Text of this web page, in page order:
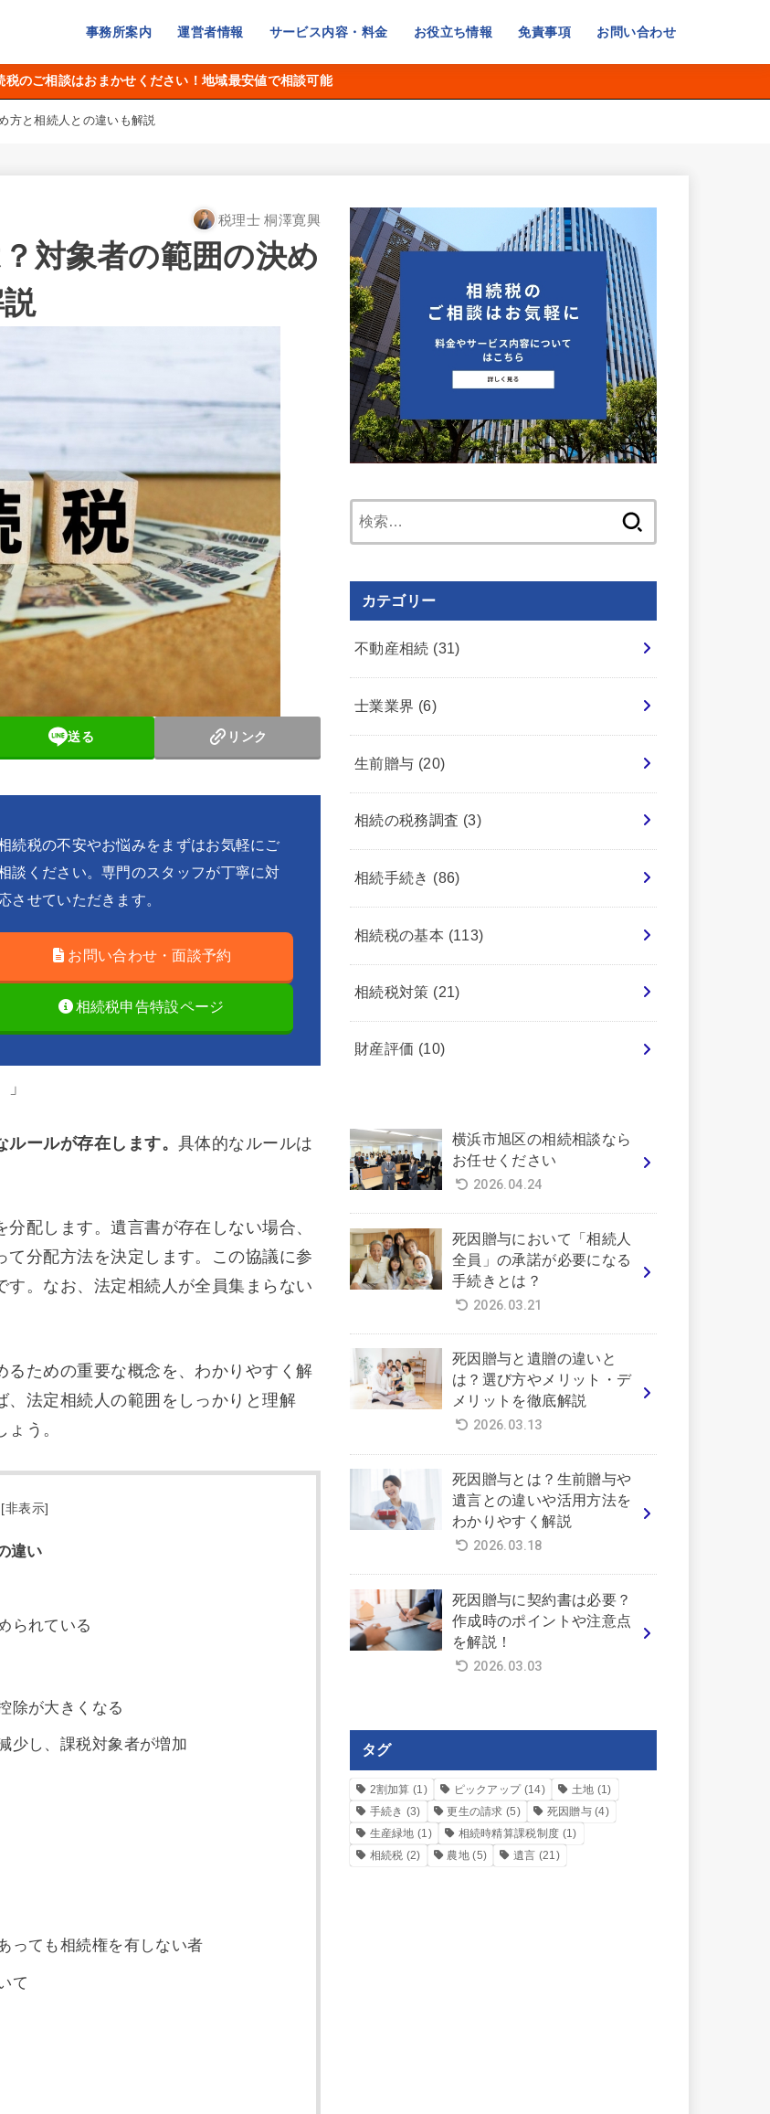
事務所案内 運営者情報 サービス内容・料金 お役立ち情報 免責事項 お問い合わせ
税のご相談はおまかせください！地域最安値で相談可能
方と相続人との違いも解説
税理士 桐澤寛興
対象者の範囲の決め
送る リンク
続税の不安やお悩みをまずはお気軽にご
談ください。専門のスタッフが丁寧に対
させていただきます。
お問い合わせ・面談予約
相続税申告特設ページ
ールが存在します。 具体的なルールは
配します。遺言書が存在しない場合、
分配方法を決定します。この協議に参
。なお、法定相続人が全員集まらない
ための重要な概念を、わかりやすく解
法定相続人の範囲をしっかりと理解
う。
[非表示]
違い
られている
除が大きくなる
少し、課税対象者が増加
っても相続権を有しない者
て
索:
カテゴリー
不動産相続 (31)
士業業界 (6)
生前贈与 (20)
相続の税務調査 (3)
相続手続き (86)
相続税の基本 (113)
相続税対策 (21)
財産評価 (10)
横浜市旭区の相続相談なら
お任せください
2026.04.24
死因贈与において「相続人
全員」の承諾が必要になる
手続きとは？
2026.03.21
死因贈与と遺贈の違いと
は？選び方やメリット・デ
メリットを徹底解説
2026.03.13
死因贈与とは？生前贈与や
遺言との違いや活用方法を
わかりやすく解説
2026.03.18
死因贈与に契約書は必要？
作成時のポイントや注意点
を解説！
2026.03.03
タグ
2割加算 (1) ピックアップ(14) 土地 (1)
手続き (3) 更生の請求 (5) 死因贈与(4)
生産緑地 (1) 相続時精算課税制度 (1)
相続税 (2) 農地(5) 遺言 (21)